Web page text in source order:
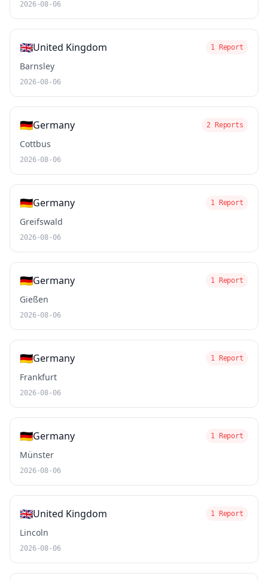
2026-08-06
🇬🇧United Kingdom 1 Report
Barnsley
2026-08-06
🇩🇪Germany 2 Reports
Cottbus
2026-08-06
🇩🇪Germany 1 Report
Greifswald
2026-08-06
🇩🇪Germany 1 Report
Gießen
2026-08-06
🇩🇪Germany 1 Report
Frankfurt
2026-08-06
🇩🇪Germany 1 Report
Münster
2026-08-06
🇬🇧United Kingdom 1 Report
Lincoln
2026-08-06